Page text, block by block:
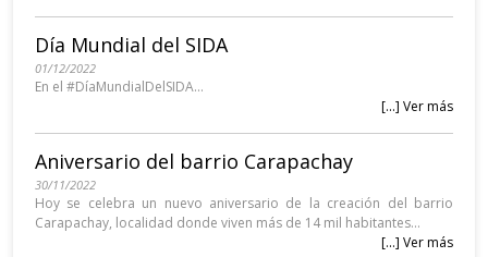
Día Mundial del SIDA
01/12/2022
En el #DíaMundialDelSIDA...
[...] Ver más
Aniversario del barrio Carapachay
30/11/2022
Hoy se celebra un nuevo aniversario de la creación del barrio
Carapachay, localidad donde viven más de 14 mil habitantes...
[...] Ver más